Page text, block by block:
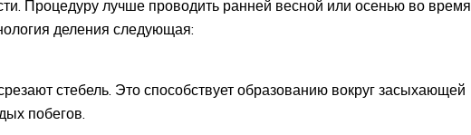
Процедуру лучше проводить ранней весной или осенью во время
деления следующая:
стебель. Это способствует образованию вокруг засыхающей
побегов.